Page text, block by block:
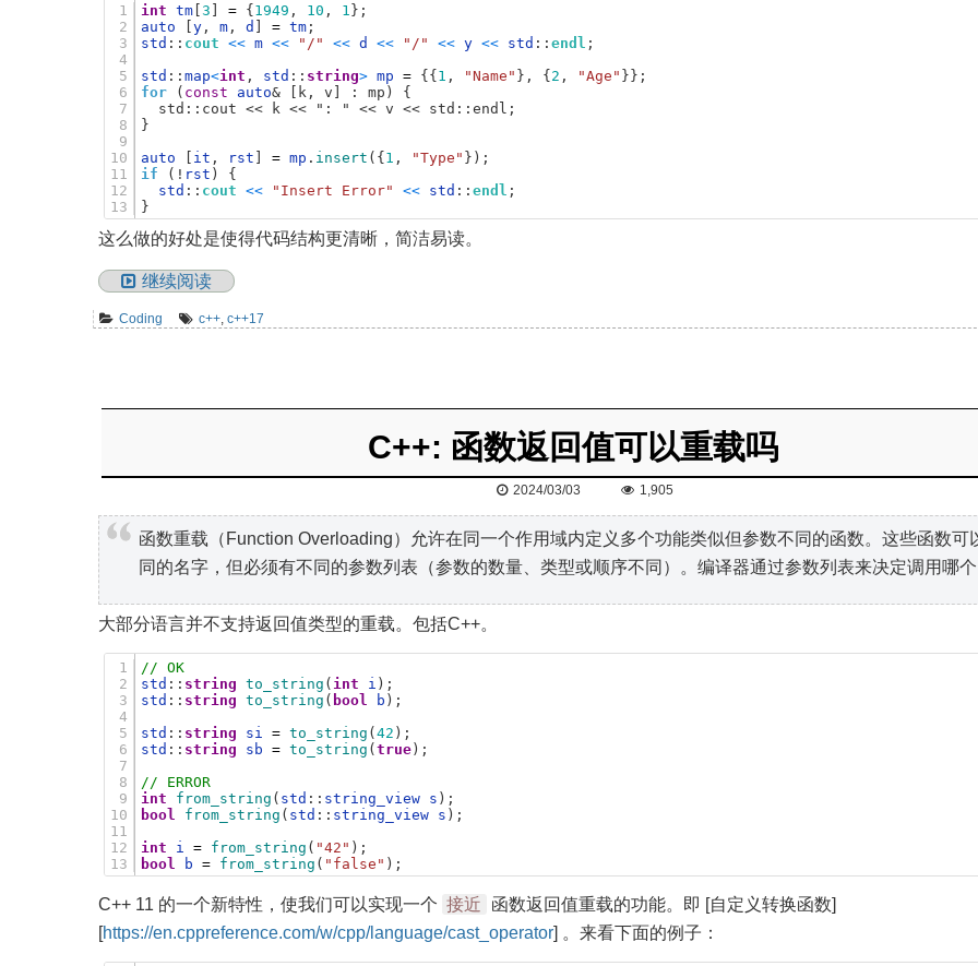
1
2
3
4
5
6
7
8
9
10
11
12
13
int tm[ 3 = { 1949 , 10 , 1 } ;
auto
y, m, d = tm;
std : : cout << m << "/" << d << "/" << y << std : : endl ;
std : : map<int , std : : string> mp = { { 1 , "Name" } , { 2 , "Age" } } ;
for
( const auto& [k, v] : mp) {
std::cout << k << ": " << v << std::endl;
}
auto
it , rst = mp . insert ( { 1 , "Type" } ) ;
if
( ! rst )
{
std : : cout << "Insert Error" << std : : endl ;
}
这么做的好处是使得代码结构更清晰，简洁易读。
继续阅读
Coding c++, c++17
C++: 函数返回值可以重载吗
2024/03/03 1,905
函数重载（Function Overloading）允许在同一个作用域内定义多个功能类似但参数不同的函数。这些函数可
同的名字，但必须有不同的参数列表（参数的数量、类型或顺序不同）。编译器通过参数列表来决定调用哪
大部分语言并不支持返回值类型的重载。包括C++。
1
2
3
4
5
6
7
8
9
10
11
12
13
// OK
std : : string to_string ( int i ) ;
std : : string to_string ( bool b ) ;
std : : string si = to_string ( 42 ) ;
std : : string sb = to_string ( true) ;
// ERROR
int
from_string ( std : : string_view s ) ;
bool
from_string ( std : : string_view s ) ;
int
i = from_string ( "42" ) ;
bool
b = from_string ( "false" ) ;
C++ 11 的一个新特性，使我们可以实现一个 接近
函数返回值重载的功能。即 [自定义转换函数]
[https://en.cppreference.com/w/cpp/language/cast_operator] 。来看下面的例子：